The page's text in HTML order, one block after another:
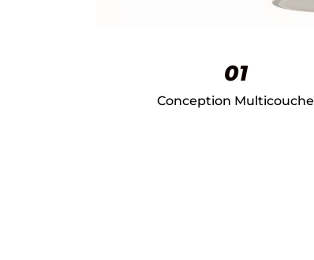
01
Conception Multicouche